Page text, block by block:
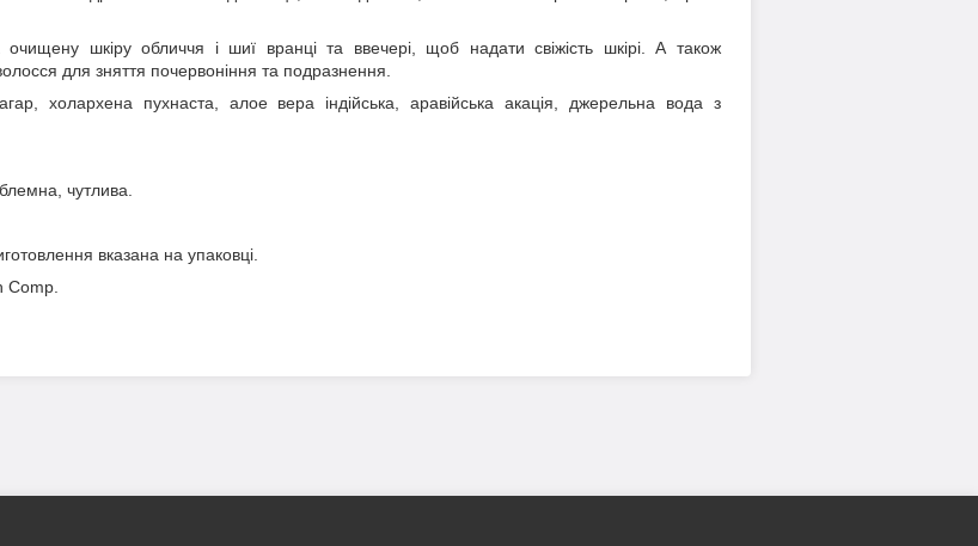
шкіру обличчя і шиї вранці та ввечері, щоб надати свіжість шкірі. А також
для зняття почервоніння та подразнення.
холархена пухнаста, алое вера індійська, аравійська акація, джерельна вода з
чутлива.
вказана на упаковці.
Comp.